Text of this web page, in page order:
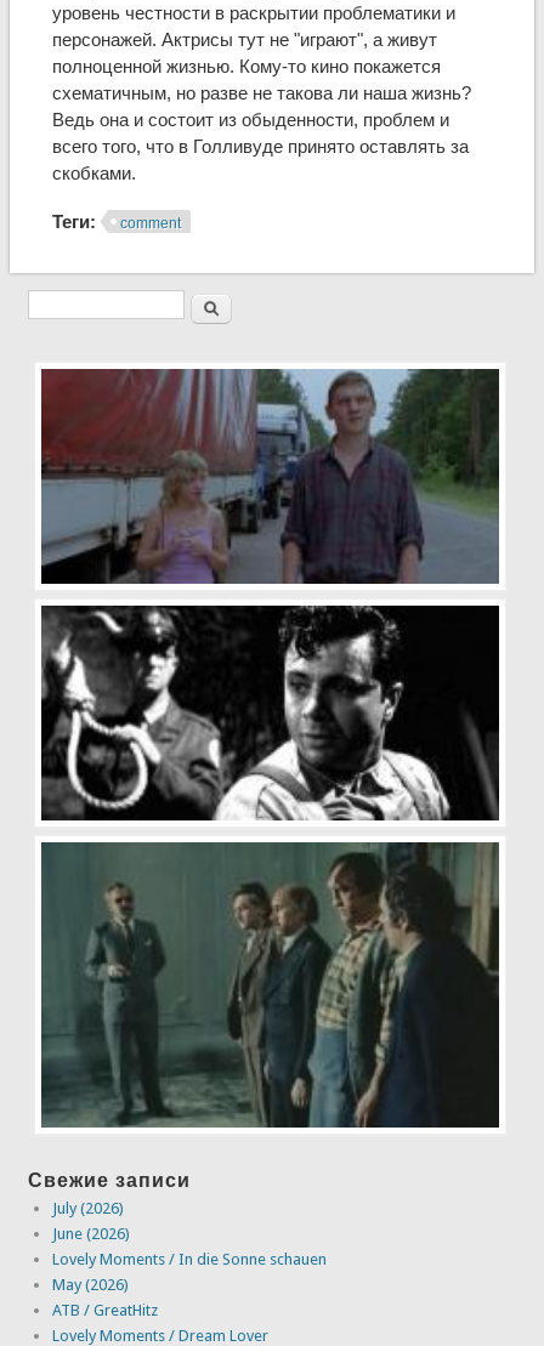
уровень честности в раскрытии проблематики и
персонажей. Актрисы тут не "играют", а живут
полноценной жизнью. Кому-то кино покажется
схематичным, но разве не такова ли наша жизнь?
Ведь она и состоит из обыденности, проблем и
всего того, что в Голливуде принято оставлять за
скобками.
Теги: comment
Свежие записи
July (2026)
June (2026)
Lovely Moments / In die Sonne schauen
May (2026)
ATB / GreatHitz
Lovely Moments / Dream Lover